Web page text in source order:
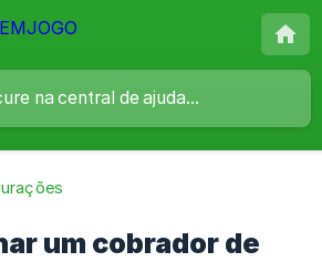
um cobrador de